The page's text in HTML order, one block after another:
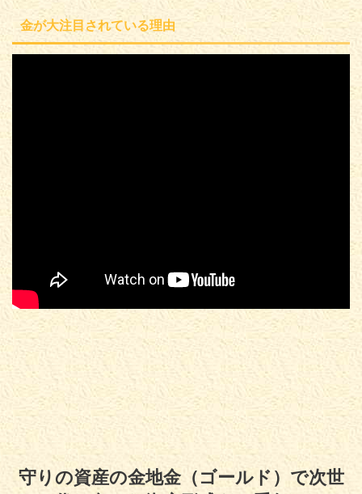
金が大注目されている理由
守りの資産の金地金（ゴールド）で次世